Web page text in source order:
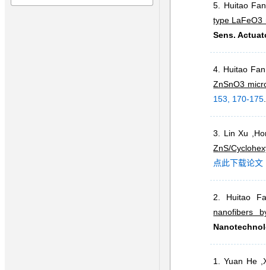
5. Huitao
type LaFeO3
Sens.
4. Huitao
ZnSnO3
153, 170-175
3. Lin Xu
ZnS/
点此下载论文
2. Huitao
nanofibers
1. Yuan He